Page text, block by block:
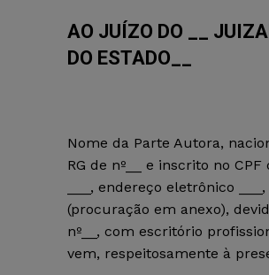
AO JUÍZO DO __
DO ESTADO__
Nome da Parte Autora,
RG de nº__ e inscrito no
___, endereço eletrônico
(procuração em anexo),
nº__, com escritório
vem, respeitosamente à